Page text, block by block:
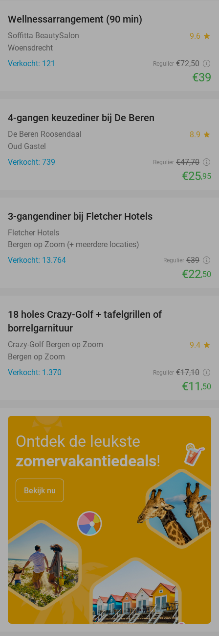
Wellnessarrangement (90 min)
Soffitta BeautySalon 9.6 star
Woensdrecht
Verkocht: 121
Regulier €72,50
€39
4-gangen keuzediner bij De Beren
De Beren Roosendaal 8.9 star
Oud Gastel
Verkocht: 739
Regulier €47,70
€25,95
3-gangendiner bij Fletcher Hotels
Fletcher Hotels
Bergen op Zoom (+ meerdere locaties)
Verkocht: 13.764
Regulier €39
€22,50
18 holes Crazy-Golf + tafelgrillen of
borrelgarnituur
Crazy-Golf Bergen op Zoom 9.4 star
Bergen op Zoom
Verkocht: 1.370
Regulier €17,10
€11 ,50
Ontdek de leukste
zomervakantiedeals!
Bekijk nu